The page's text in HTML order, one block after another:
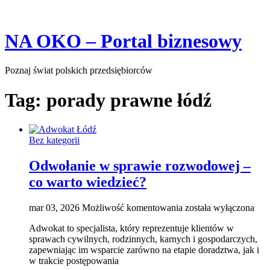
Skip
to
NA OKO – Portal biznesowy
Poznaj świat polskich przedsiębiorców
Tag: porady prawne łódź
Bez kategorii
Odwołanie w sprawie rozwodowej –
co warto wiedzieć?
mar 03, 2026 Możliwość komentowania Odwołanie
sprawie
rozwodowej
–
została wyłączona
Adwokat to specjalista, który reprezentuje klientów w
sprawach cywilnych, rodzinnych, karnych i gospodarczych,
zapewniając im wsparcie zarówno na etapie doradztwa, jak i
w trakcie postępowania